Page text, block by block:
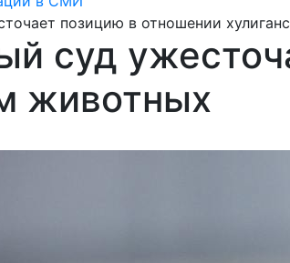
позицию в отношении
суд
животных